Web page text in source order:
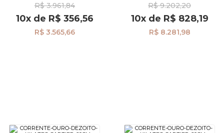
co04220
R$ 3.961,84
10xde R$ 356,56
R$ 3.565,66
co04199
R$ 9.202,20
10xde R$ 828,19
R$ 8.281,98